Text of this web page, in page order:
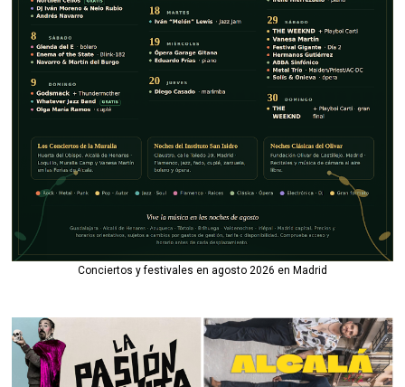
Conciertos y festivales en agosto 2026 en Madrid